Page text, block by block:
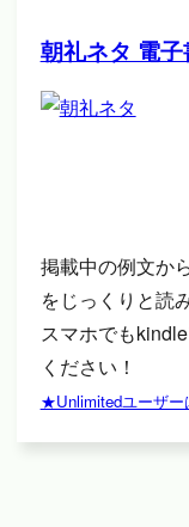
朝礼ネタ 電
掲載中の例文か
をじっくりと読
スマホでも
ください！
★Unlimitedユーザー